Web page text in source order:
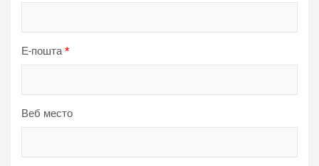
Е-пошта*
Веб место